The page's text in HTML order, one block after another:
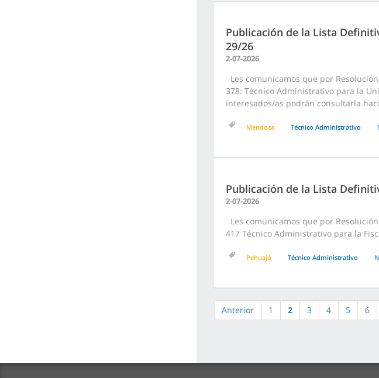
Publicación de la Lista
29/26
2-07-2026
Les comunicamos que por
378: Técnico Administrativo para la
interesados/as podrán consultarla
Mendoza Técnico Administrativo
Publicación de la Lista
2-07-2026
Les comunicamos que por
417 Técnico Administrativo para la
Pehuajó Técnico Administrativo
Anterior 1 2 3 4 5 6